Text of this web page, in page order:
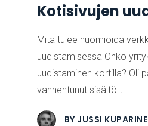
Kotisivujen
Mitä tulee huomioida
uudistamisessa Onko
uudistaminen kortilla? Oli
vanhentunut sisältö t...
BY JUSSI